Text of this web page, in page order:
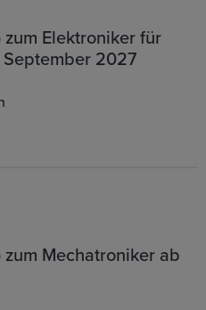
Elektroniker für
2027
Mechatroniker ab